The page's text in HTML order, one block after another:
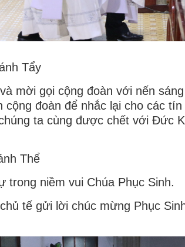
Tẩy
mời gọi cộng đoàn với nến
cộng đoàn để nhắc lại cho các
ta cùng được chết với Đức
Thể
trong niềm vui Chúa Phục Sinh.
tế gửi lời chúc mừng Phục